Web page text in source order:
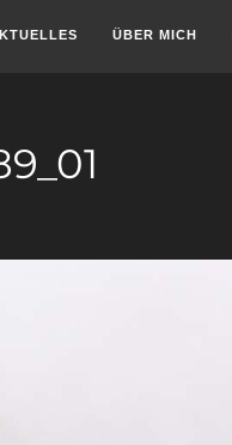
ÜBER MICH